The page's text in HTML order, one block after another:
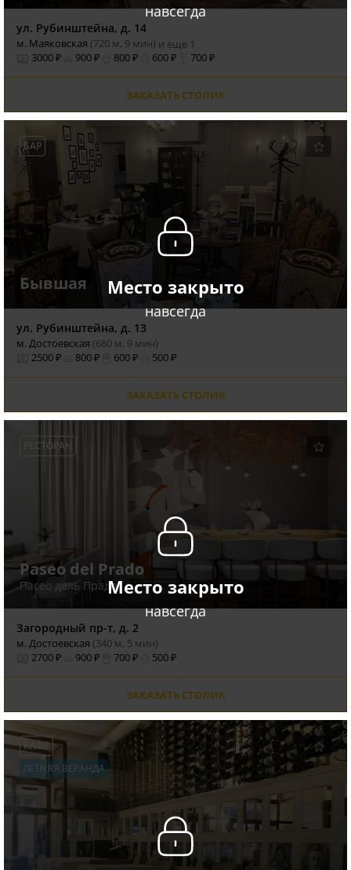
навсегда
ул. Рубинштейна, д. 14
м. Маяковская (720 м, 9 мин) и еще 1
3000 ₽
900 ₽ 800 ₽ 600 ₽ 700 ₽
ЗАКАЗАТЬ СТОЛИК
Место закрыто
навсегда
БАР
Бывшая
ул. Рубинштейна, д. 13
м. Достоевская (680 м, 9 мин)
2500 ₽
800 ₽ 600 ₽ 500 ₽
ЗАКАЗАТЬ СТОЛИК
Место закрыто
навсегда
РЕСТОРАН
Paseo del Prado
Пасео дель Прадо
Загородный пр-т, д. 2
м. Достоевская (340 м, 5 мин)
2700 ₽
900 ₽ 700 ₽ 500 ₽
ЗАКАЗАТЬ СТОЛИК
КАФЕ
ЛЕТНЯЯ ВЕРАНДА